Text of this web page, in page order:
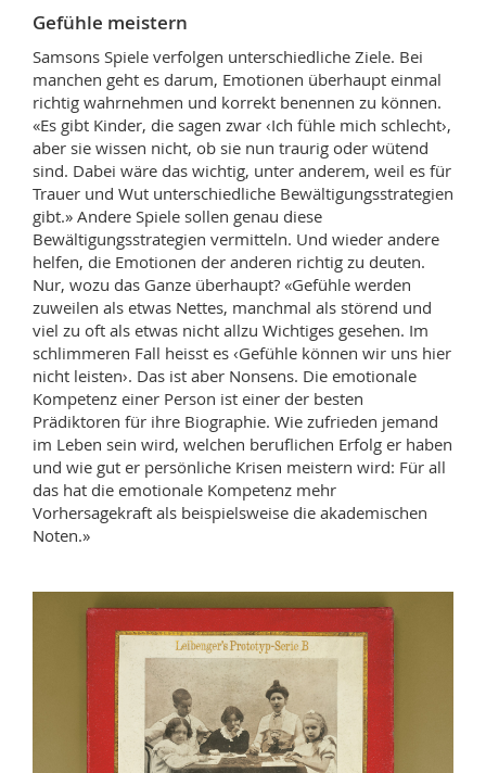
Gefühle meistern
Samsons Spiele verfolgen unterschiedliche Ziele. Bei
manchen geht es darum, Emotionen überhaupt einmal
richtig wahrnehmen und korrekt benennen zu können.
«Es gibt Kinder, die sagen zwar ‹Ich fühle mich schlecht›,
aber sie wissen nicht, ob sie nun traurig oder wütend
sind. Dabei wäre das wichtig, unter anderem, weil es für
Trauer und Wut unterschiedliche Bewältigungsstrategien
gibt.» Andere Spiele sollen genau diese
Bewältigungsstrategien vermitteln. Und wieder andere
helfen, die Emotionen der anderen richtig zu deuten.
Nur, wozu das Ganze überhaupt? «Gefühle werden
zuweilen als etwas Nettes, manchmal als störend und
viel zu oft als etwas nicht allzu Wichtiges gesehen. Im
schlimmeren Fall heisst es ‹Gefühle können wir uns hier
nicht leisten›. Das ist aber Nonsens. Die emotionale
Kompetenz einer Person ist einer der besten
Prädiktoren für ihre Biographie. Wie zufrieden jemand
im Leben sein wird, welchen beruflichen Erfolg er haben
und wie gut er persönliche Krisen meistern wird: Für all
das hat die emotionale Kompetenz mehr
Vorhersagekraft als beispielsweise die akademischen
Noten.»